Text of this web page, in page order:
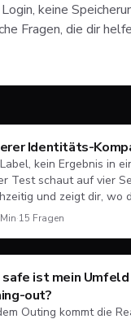
keine
Fragen, die dir
Identitäts-
kein Ergebnis in
Test schaut auf vier
und zeigt dir, wo
stehst.
Min·15 Fragen
ist mein
out?
Outing kommt die